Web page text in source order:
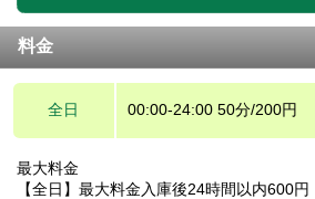
料金
全日 00:00-24:00 50分/200円
最大料金
【全日】最大料金入庫後24時間以内600円